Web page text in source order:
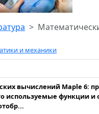
и механики
вычислений Maple 6:
используемые функции и